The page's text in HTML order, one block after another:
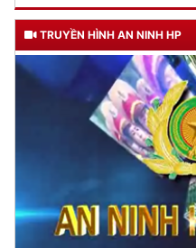
TRUYỀN HÌNH AN NINH HP